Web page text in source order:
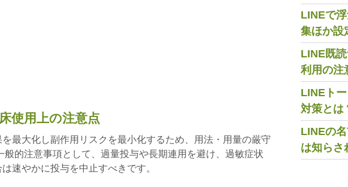
使用上の注意点
最大化し副作用リスクを最小化するため、用法・用量の厳守
般的注意事項として、過量投与や長期連用を避け、過敏症状
速やかに投与を中止すべきです。
LINEで
集ほか設
LINE既
利用の注
LINEト
対策とは
LINEの
は知らさ